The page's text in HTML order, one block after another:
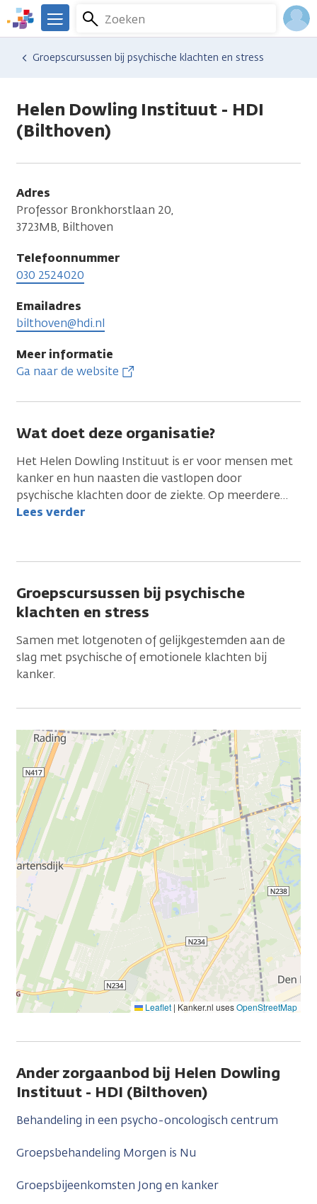
Overslaan
en
naar
We
er
Kanker.nl
Zoeken
Menu
Hulp en ondersteuning
Vind hulp bij kanker
Groepscursussen bij psychische klachten en stress
Helen Dowling Instituut - HDI
(Bilthoven)
Adres
Professor Bronkhorstlaan 20,
3723MB, Bilthoven
Telefoonnummer
030 2524020
Emailadres
bilthoven@hdi.nl
Meer informatie
Ga naar de website
Wat doet deze organisatie?
Het Helen Dowling Instituut is er voor mensen met
kanker en hun naasten die vastlopen door
psychische klachten door de ziekte. Op meerdere…
Lees verder
Groepscursussen bij psychische
klachten en stress
Samen met lotgenoten of gelijkgestemden aan de
slag met psychische of emotionele klachten bij
kanker.
Leaflet | Kanker.nl usesOpenStreetMap
Ander zorgaanbod bij Helen Dowling
Instituut - HDI (Bilthoven)
Behandeling in een psycho-oncologisch centrum
Groepsbehandeling Morgen is Nu
Groepsbijeenkomsten Jong en kanker